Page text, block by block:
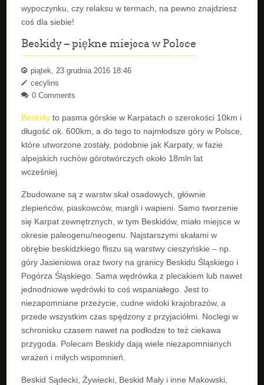
wypoczynku, czy relaksu w termach, na pewno znajdziesz
coś dla siebie!
Beskidy – piękne miejsca w Polsce
piątek, 23 grudnia 2016 18:46
cecylins
0 Comments
Beskidy to pasma górskie w Karpatach o szerokości 10km i
długość ok. 600km, a do tego to najmłodsze góry w Polsce,
które utworzone zostały, podobnie jak Karpaty, w fazie
alpejskich ruchów górotwórczych około 18mln lat
wcześniej.
Zbudowane są z warstw skał osadowych, głównie
zlepieńców, piaskowców, margli i wapieni. Samo tworzenie
się Karpat zewnętrznych, w tym Beskidów, miało miejsce w
okresie paleogenu/neogenu. Najstarszymi skałami w
obrębie beskidzkiego fliszu są warstwy cieszyńskie – np.
góry Jasieniowa oraz twory na granicy Beskidu Śląskiego i
Pogórza Śląskiego. Sama wędrówka z plecakiem lub nawet
jednodniowe wędrówki to coś wspaniałego. Jest to
niezapomniane przeżycie, cudne widoki krajobrazów, a
przede wszystkim czas spędzony z przyjaciółmi. Noclegi w
schronisku czasem nawet na podłodze to też ciekawa
przygoda. Polecam Beskidy dają wiele niezapomnianych
wrażeń i miłych wspomnień.
Beskid Sądecki, Żywiecki, Beskid Mały i inne Makowski,